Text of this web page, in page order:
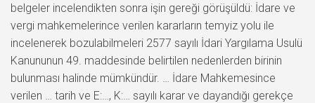
belgeler incelendikten sonra işin gereği görüşüldü: İdare ve
vergi mahkemelerince verilen kararların temyiz yolu ile
incelenerek bozulabilmeleri 2577 sayılı İdari Yargılama Usulü
Kanununun 49. maddesinde belirtilen nedenlerden birinin
bulunması halinde mümkündür. … İdare Mahkemesince
verilen … tarih ve E:…, K:… sayılı karar ve dayandığı gerekçe